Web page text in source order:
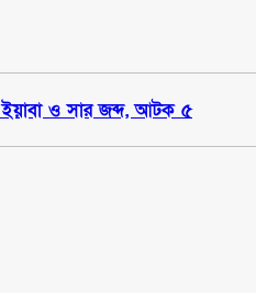
ইয়াবা ও সার জব্দ, আটক ৫